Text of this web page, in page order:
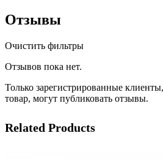
Отзывы
Очистить фильтры
Отзывов пока нет.
Только зарегистрированные
товар, могут публиковать отзывы.
Related Products